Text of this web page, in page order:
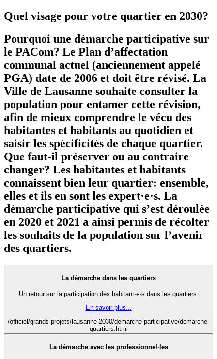
Quel visage pour votre quartier en 2030?
Pourquoi une démarche participative sur
le PACom? Le Plan d’affectation
communal actuel (anciennement appelé
PGA) date de 2006 et doit être révisé. La
Ville de Lausanne souhaite consulter la
population pour entamer cette révision,
afin de mieux comprendre le vécu des
habitantes et habitants au quotidien et
saisir les spécificités de chaque quartier.
Que faut-il préserver ou au contraire
changer? Les habitantes et habitants
connaissent bien leur quartier: ensemble,
elles et ils en sont les expert·e·s. La
démarche participative qui s’est déroulée
en 2020 et 2021 a ainsi permis de récolter
les souhaits de la population sur l’avenir
des quartiers.
La démarche dans les quartiers
Un retour sur la participation des habitant·e·s dans les quartiers.
En savoir plus...
/officiel/grands-projets/lausanne-2030/demarche-participative/demarche-
quartiers.html
La démarche avec les professionnel·les